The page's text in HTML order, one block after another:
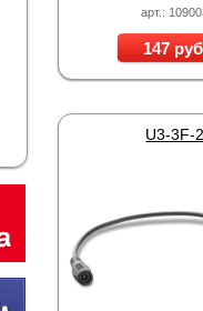
арт.:
147
U3-3F-